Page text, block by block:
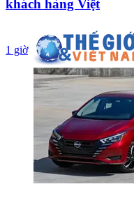
khách hàng Việt
1 giờ